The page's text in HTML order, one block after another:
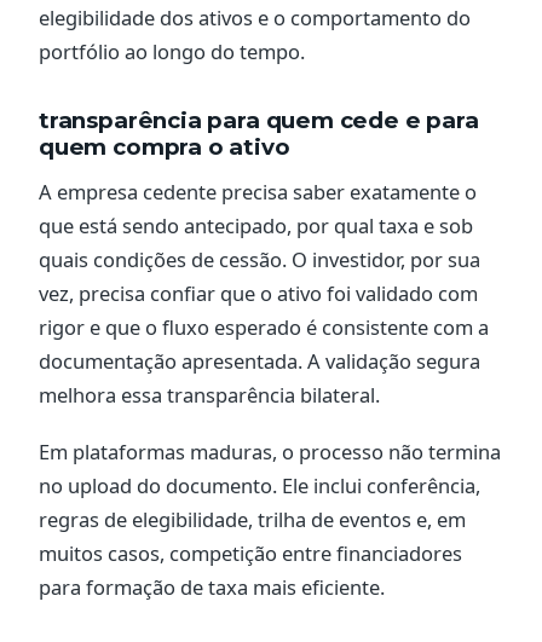
elegibilidade dos ativos e o comportamento do
portfólio ao longo do tempo.
transparência para quem cede e para
quem compra o ativo
A empresa cedente precisa saber exatamente o
que está sendo antecipado, por qual taxa e sob
quais condições de cessão. O investidor, por sua
vez, precisa confiar que o ativo foi validado com
rigor e que o fluxo esperado é consistente com a
documentação apresentada. A validação segura
melhora essa transparência bilateral.
Em plataformas maduras, o processo não termina
no upload do documento. Ele inclui conferência,
regras de elegibilidade, trilha de eventos e, em
muitos casos, competição entre financiadores
para formação de taxa mais eficiente.